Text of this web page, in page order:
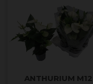
ANTHURIUM M12